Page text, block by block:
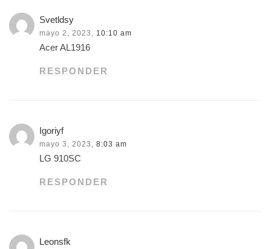
Svetldsy
mayo 2, 2023, 10:10 am
Acer AL1916
RESPONDER
Igoriyf
mayo 3, 2023, 8:03 am
LG 910SC
RESPONDER
Leonsfk